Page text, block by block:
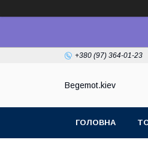
+380 (97) 364-01-23
Begemot.kiev
ГОЛОВНА